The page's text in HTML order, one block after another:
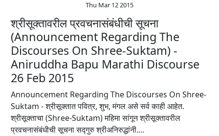
Thu Mar 12 2015
श्रीसूक्तावरील प्रवचनासंबंधीची सूचना
(Announcement Regarding The
Discourses On Shree-Suktam) -
Aniruddha Bapu Marathi Discourse
26 Feb 2015
Announcement Regarding The Discourses On Shree-
Suktam - श्रीसूक्तात पवित्र, शुभ, मंगल असे सर्व काही आहेत.
श्रीसूक्ताचा (Shree-Suktam) महिमा सांगून श्रीसूक्तावरील
प्रवचनासंबंधीची सूचना सद्गुरु श्रीअनिरुद्धांनी....